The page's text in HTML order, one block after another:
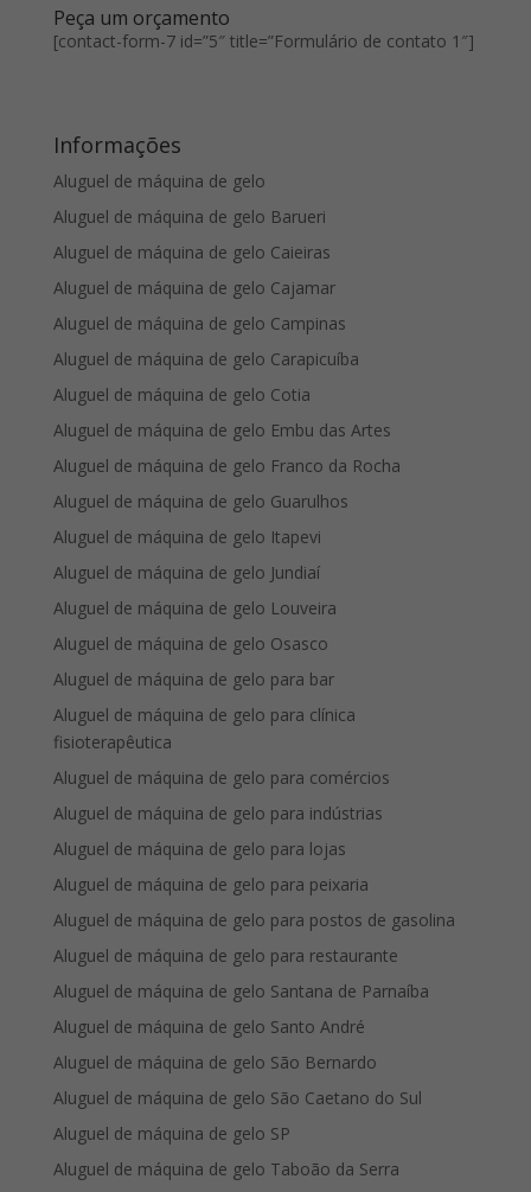
Peça um orçamento
[contact-form-7 id=”5″ title=”Formulário de contato 1″]
Informações
Aluguel de máquina de gelo
Aluguel de máquina de gelo Barueri
Aluguel de máquina de gelo Caieiras
Aluguel de máquina de gelo Cajamar
Aluguel de máquina de gelo Campinas
Aluguel de máquina de gelo Carapicuíba
Aluguel de máquina de gelo Cotia
Aluguel de máquina de gelo Embu das Artes
Aluguel de máquina de gelo Franco da Rocha
Aluguel de máquina de gelo Guarulhos
Aluguel de máquina de gelo Itapevi
Aluguel de máquina de gelo Jundiaí
Aluguel de máquina de gelo Louveira
Aluguel de máquina de gelo Osasco
Aluguel de máquina de gelo para bar
Aluguel de máquina de gelo para clínica
fisioterapêutica
Aluguel de máquina de gelo para comércios
Aluguel de máquina de gelo para indústrias
Aluguel de máquina de gelo para lojas
Aluguel de máquina de gelo para peixaria
Aluguel de máquina de gelo para postos de gasolina
Aluguel de máquina de gelo para restaurante
Aluguel de máquina de gelo Santana de Parnaíba
Aluguel de máquina de gelo Santo André
Aluguel de máquina de gelo São Bernardo
Aluguel de máquina de gelo São Caetano do Sul
Aluguel de máquina de gelo SP
Aluguel de máquina de gelo Taboão da Serra